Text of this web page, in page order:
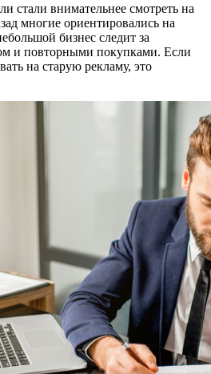
стали внимательнее смотреть на
многие ориентировались на
бизнес следит за
и повторными покупками. Если
на старую рекламу, это